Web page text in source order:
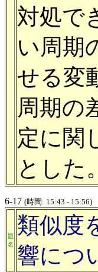
対処で
い周期
せる変
周期の
定に関
とした。
6-17 (時間: 15:43 - 15:56)
題
名
類似度
響につ